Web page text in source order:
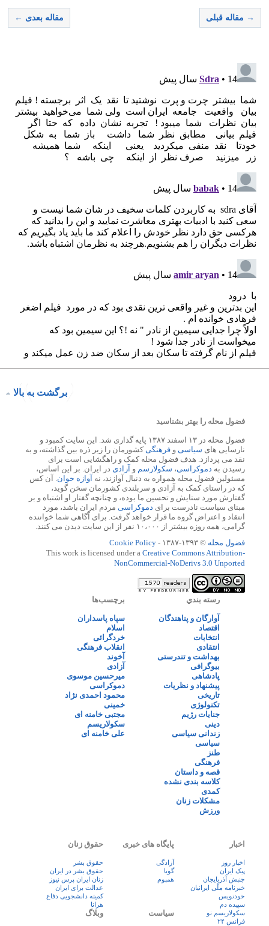
→ مقاله قبلی مقاله بعدی ←
برگشت به بالا
فضول محله را بهتر بشناسید
فضول محله در ۱۳ اسفند ۱۳۸۷ پایه گذاری شد. این سایت کمبود و
نارسایی های سیاسی و فرهنگی کشورمان را زیر ذره بین گذاشته، و به
نقد می پردازد. هدف فضول محله کمک و راهگشایی است برای
رسیدن به دموکراسی، سکولارسم و آزادی در ایران. بر این اساس،
مسئولین فضول محله همواره به دنبال آوازند، نه آوازه خوان . آن کس
که در راستای کمک به آزادی و سربلندی کشورمان سخن گوید،
گفتارش مورد ستایش و تحسین ما بوده، و چنانچه گفتار او اشتباه و بر
مبنای سیاست نادرست برای دموکراسی مردم ایران باشد، مورد
انتقاد و اعتراض گروه ما قرار خواهد گرفت. برای آگاهی شما خواننده
گرامی، همه روزه بیشتر از ۱۰،۰۰۰ نفر از این سایت دیدن می کنند.
فضول محله © ۱۳۹۳-۱۳۸۷ -
Cookie Policy
This work is licensed under a Creative Commons Attribution-
NonCommercial-NoDerivs 3.0 Unported
رسته بندي
آوارگان و پناهندگان
اقتصاد
انتخابات
انتقادی
بهداشت و تندرستی
بیوگرافی
پادشاهی
پیشنهاد و نظریات
تاریخی
تکنولوژی
جنایات رژیم
دینی
زندانی سیاسی
سیاسی
طنز
فرهنگی
قصه و داستان
کلاسه بندی نشده
کمدی
مشکلات زنان
ورزش
برچسب‌ها
سپاه پاسداران
اسلام
خردگرائی
انقلاب فرهنگی
آخوند
آزادی
میرحسین موسوی
دموکراسی
محمود احمدی نژاد
خمینی
مجتبی خامنه ای
سکولاریسم
علی خامنه ای
اخبار
اخبار روز
پيک ايران
جنبش آذربایجان
خبرنامه ملّی ایرانیان
خودنویس
سپیده دم
سکولاریسم نو
فرانس ۲۴
پایگاه های خبری
آزادگی
گویا
همبوم
حقوق زنان
حقوق بشر
حقوق بشر در ایران
زنان ايران پرس نيوز
عدالت برای ایران
کمیته دانشجویی دفاع
هرانا
سیاست وبلاگ